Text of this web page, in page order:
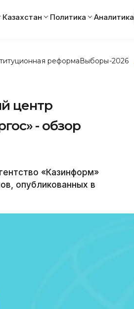
Казахстан Политика Аналитика
реформаВыборы-2026
центр
- обзор
«Казинформ»
опубликованных в